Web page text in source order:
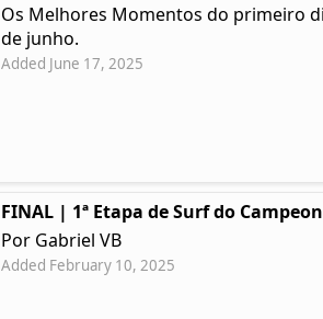
Os Melhores Momentos do primeiro
de junho.
Added June 17, 2025
FINAL | 1ª Etapa de Surf do
Por Gabriel VB
Added February 10, 2025